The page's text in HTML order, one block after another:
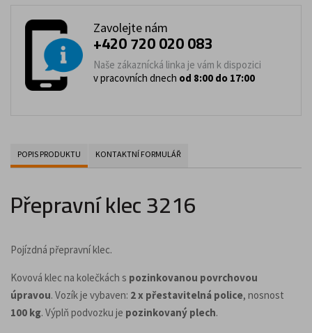
Zavolejte nám
+420 720 020 083
Naše zákaznícká linka je vám k dispozici
v pracovních dnech od 8:00 do 17:00
POPIS PRODUKTU KONTAKTNÍ FORMULÁŘ
Přepravní klec 3216
Pojízdná přepravní klec.
Kovová klec na kolečkách s pozinkovanou povrchovou
úpravou. Vozík je vybaven: 2 x přestavitelná police, nosnost
100 kg. Výplň podvozku je pozinkovaný plech.